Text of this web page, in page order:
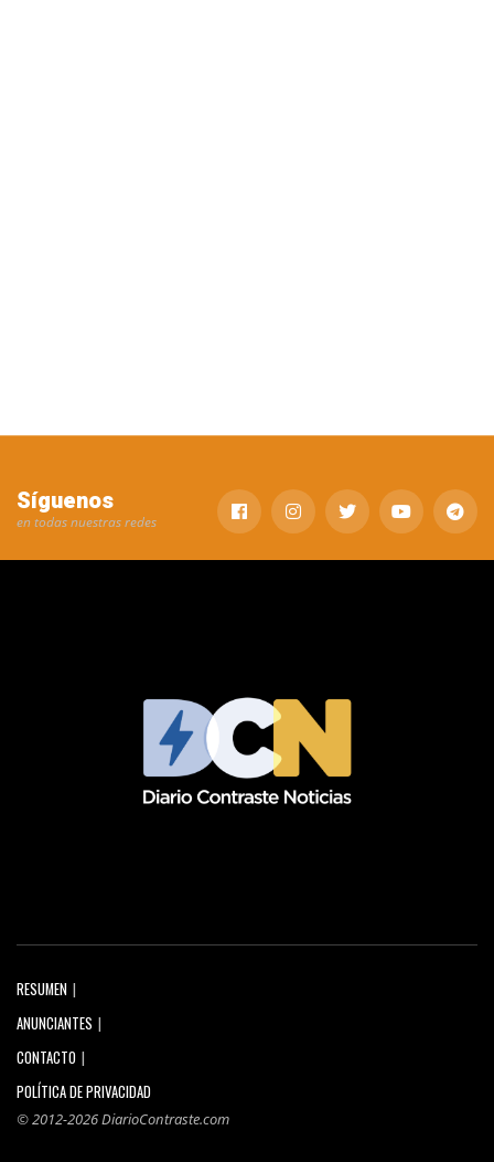
Síguenos
en todas nuestras redes
RESUMEN
ANUNCIANTES
CONTACTO
POLÍTICA DE PRIVACIDAD
© 2012-2026 DiarioContraste.com